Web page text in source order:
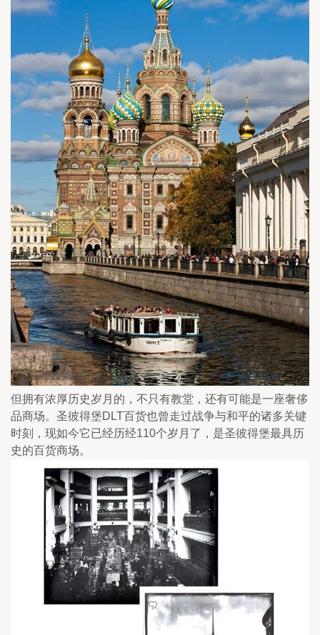
但拥有浓厚历史岁月的，不只有教堂，还有可能是一座奢侈
品商场。圣彼得堡DLT百货也曾走过战争与和平的诸多关键
时刻，现如今它已经历经110个岁月了，是圣彼得堡最具历
史的百货商场。